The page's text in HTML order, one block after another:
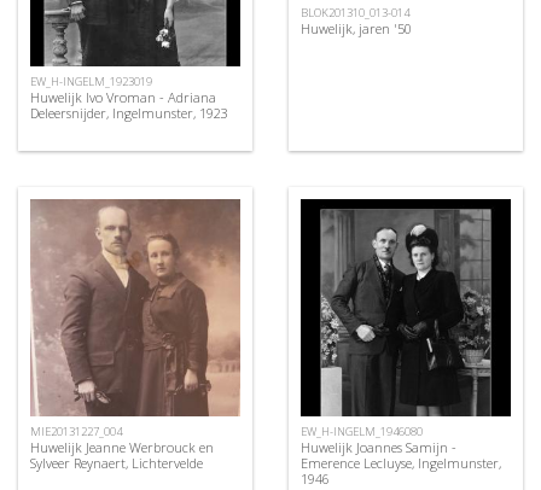
EW_H-INGELM_1923019
Huwelijk Ivo Vroman - Adriana
Deleersnijder, Ingelmunster, 1923
BLOK201310_013-014
Huwelijk, jaren '50
MIE20131227_004
Huwelijk Jeanne Werbrouck en
Sylveer Reynaert, Lichtervelde
EW_H-INGELM_1946080
Huwelijk Joannes Samijn -
Emerence Lecluyse, Ingelmunster,
1946